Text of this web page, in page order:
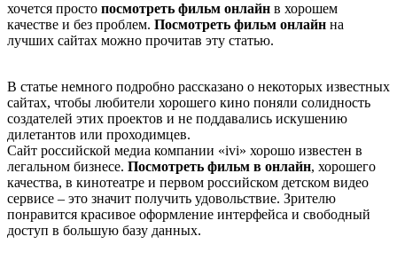
хочется просто посмотреть фильм онлайн в хорошем
качестве и без проблем. Посмотреть фильм онлайн на
лучших сайтах можно прочитав эту статью.
В статье немного подробно рассказано о некоторых известных
сайтах, чтобы любители хорошего кино поняли солидность
создателей этих проектов и не поддавались искушению
дилетантов или проходимцев.
Сайт российской медиа компании «ivi» хорошо известен в
легальном бизнесе. Посмотреть фильм в онлайн, хорошего
качества, в кинотеатре и первом российском детском видео
сервисе – это значит получить удовольствие. Зрителю
понравится красивое оформление интерфейса и свободный
доступ в большую базу данных.